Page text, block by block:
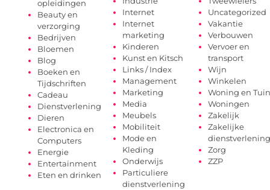
opleidingen
Beauty en
verzorging
Bedrijven
Bloemen
Blog
Boeken en
Tijdschriften
Cadeau
Dienstverlening
Dieren
Electronica en
Computers
Energie
Entertainment
Eten en drinken
Internet
Internet
marketing
Kinderen
Kunst en Kitsch
Links / Index
Management
Marketing
Media
Meubels
Mobiliteit
Mode en
Kleding
Onderwijs
Particuliere
dienstverlening
Uncategorized
Vakantie
Verbouwen
Vervoer en
transport
Wijn
Winkelen
Woning en Tuin
Woningen
Zakelijk
Zakelijke
dienstverlening
Zorg
ZZP